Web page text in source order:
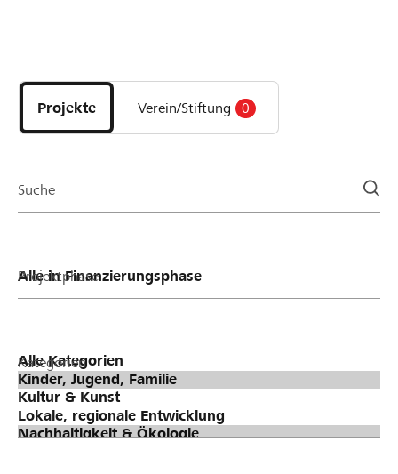
DE FR IT
Projekte
und
Organisationen
Projekte Verein/Stiftung 0
Suche
Projektphase
Kategorien